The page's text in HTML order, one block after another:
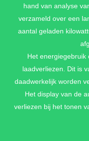
Pack I: Gedeeltelijk
geïntegreerde
telefoon +
Buitenspiegels met
Elektrisch bedienbare
in achterbank + USB-
Entry + Verwarmbaar
hand van analyse
verzameld over een
aantal geladen
Het
laadverliezen. Dit is
daadwerkelijk worden
Het display van de
verliezen bij het tonen